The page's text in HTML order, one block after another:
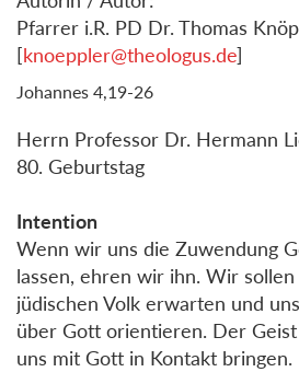
Pfarrer i.R. PD Dr. Thomas
[knoeppler@theologus.de]
Johannes 4,19-26
Herrn Professor Dr. Hermann
80. Geburtstag
Intention
Wenn wir uns die Zuwendung
lassen, ehren wir ihn. Wir
jüdischen Volk erwarten und
über Gott orientieren. Der
uns mit Gott in Kontakt bringen.